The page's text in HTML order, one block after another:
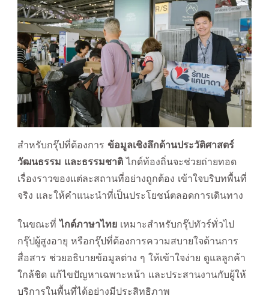
สำหรับกรุ๊ปที่ต้องการ ข้อมูลเชิงลึกด้านประวัติศาสตร์
วัฒนธรรม และธรรมชาติ ไกด์ท้องถิ่นจะช่วยถ่ายทอด
เรื่องราวของแต่ละสถานที่อย่างถูกต้อง เข้าใจบริบทพื้นที่
จริง และให้คำแนะนำที่เป็นประโยชน์ตลอดการเดินทาง
ในขณะที่ไกด์ภาษาไทย เหมาะสำหรับกรุ๊ปทัวร์ทั่วไป
กรุ๊ปผู้สูงอายุ หรือกรุ๊ปที่ต้องการความสบายใจด้านการ
สื่อสาร ช่วยอธิบายข้อมูลต่าง ๆ ให้เข้าใจง่าย ดูแลลูกค้า
ใกล้ชิด แก้ไขปัญหาเฉพาะหน้า และประสานงานกับผู้ให้
บริการในพื้นที่ได้อย่างมีประสิทธิภาพ